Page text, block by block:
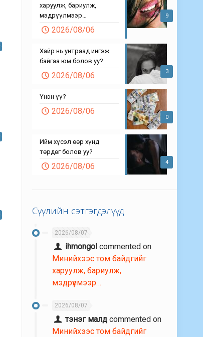
9
харуулж, бариулж,
мэдрүүлмээр…
2026/08/06
3
Хайр нь унтраад ингэж
байгаа юм болов уу?
2026/08/06
0
Үнэн үү?
2026/08/06
4
Ийм хүсэл өөр хүнд
төрдөг болов уу?
2026/08/06
Сүүлийн сэтгэгдэлүүд
2026/08/07
ihmongol commented on
Минийхээс том байдгийг
харуулж, бариулж,
мэдрүүлмээр…
2026/08/07
тэнэг малд commented on
Минийхээс том байдгийг